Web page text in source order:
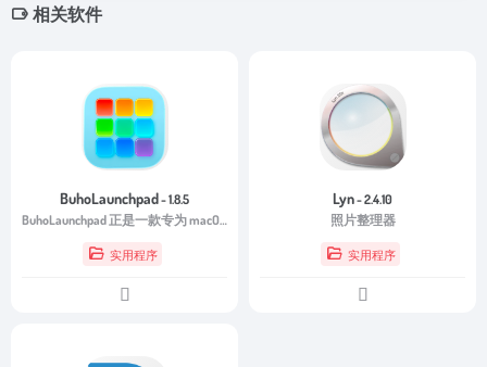
相关软件
BuhoLaunchpad- 1.8.5
BuhoLaunchpad 正是一款专为 macOS 用户设计的应用启动与管理工具。它延续了经典 Launchpad 的简洁设计理念，同时加入更多现代化功能，让用户能够更轻松地整理应用、快速访问软件，并打造更加高效的桌面工作环境。
实用程序
Lyn- 2.4.10
照片整理器
实用程序